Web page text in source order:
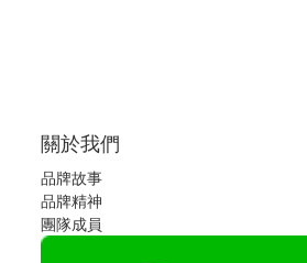
關於我們
品牌故事
品牌精神
團隊成員